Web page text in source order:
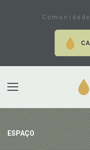
ESPAÇO